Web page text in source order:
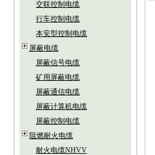
交联控制电缆
行车控制电缆
本安型控制电缆
屏蔽电缆
屏蔽信号电缆
矿用屏蔽电缆
屏蔽通信电缆
屏蔽计算机电缆
屏蔽控制电缆
阻燃耐火电缆
耐火电缆NHVV